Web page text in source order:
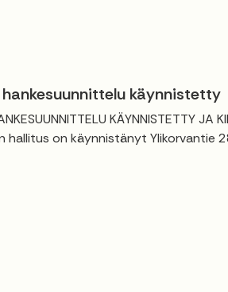
käynnistetty
KÄYNNISTETTY JA
hallitus on käynnistänyt